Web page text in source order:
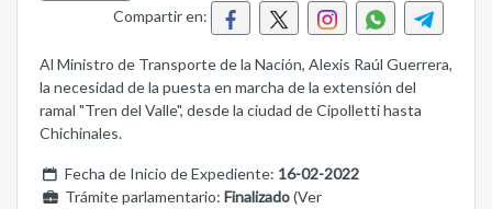
Compartir en:
Al Ministro de Transporte de la Nación, Alexis Raúl Guerrera,
la necesidad de la puesta en marcha de la extensión del
ramal "Tren del Valle", desde la ciudad de Cipolletti hasta
Chichinales.
Fecha de Inicio de Expediente: 16-02-2022
Trámite parlamentario: Finalizado(Ver